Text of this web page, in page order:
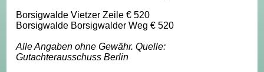
Borsigwalde Vietzer Zeile € 520
Borsigwalde Borsigwalder Weg € 520
Alle Angaben ohne Gewähr. Quelle:
Gutachterausschuss Berlin